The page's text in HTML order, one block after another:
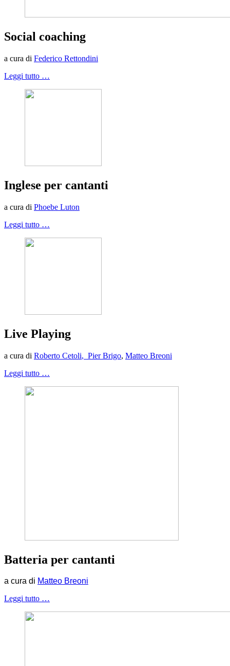
Social coaching
a cura di Federico Rettondini
Leggi tutto …
Inglese per cantanti
a cura di Phoebe Luton
Leggi tutto …
Live Playing
a cura di Roberto Cetoli, Pier Brigo, Matteo Breoni
Leggi tutto …
Batteria per cantanti
a cura di Matteo Breoni
Leggi tutto …